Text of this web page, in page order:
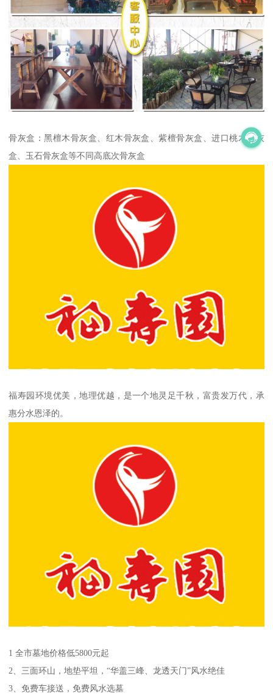
骨灰盒：黑檀木骨灰盒、红木骨灰盒、紫檀骨灰盒、进口桃木骨灰
盒、玉石骨灰盒等不同高底次骨灰盒
福寿园环境优美，地理优越，是一个地灵足千秋，富贵发万代，承
惠分水恩泽的。
1 全市墓地价格低5800元起
2、三面环山，地垫平坦，“华盖三峰、龙透天门”风水绝佳
3、免费车接送，免费风水选墓